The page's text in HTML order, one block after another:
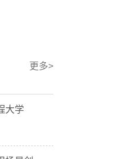
更多>
大学